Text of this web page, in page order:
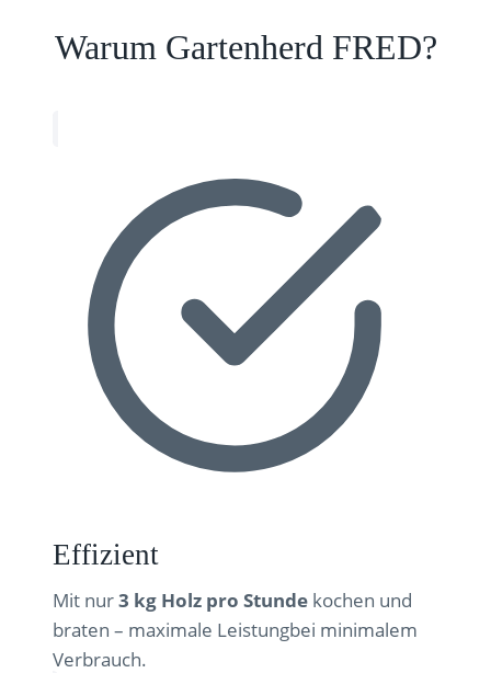
Warum Gartenherd FRED?
Effizient
Mit nur3 kg Holz pro Stunde kochen und
braten – maximale Leistungbei minimalem
Verbrauch.